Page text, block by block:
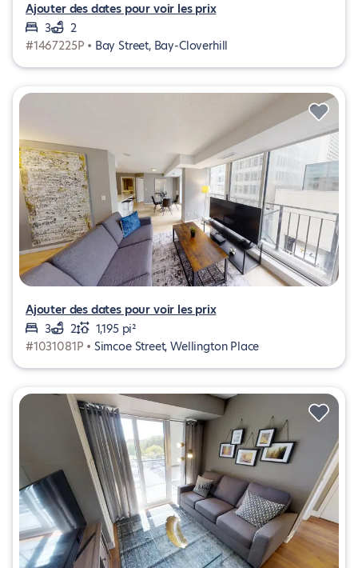
Ajouter des dates pour voir les prix
3
2
#1467225P • Bay Street, Bay-Cloverhill
Ajouter des dates pour voir les prix
3
2
1,195 pi²
#1031081P • Simcoe Street, Wellington Place